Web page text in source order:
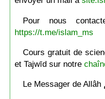
Pour nous
https://t.me/islam_ms
Cours gratuit de
et Tajwīd sur notre